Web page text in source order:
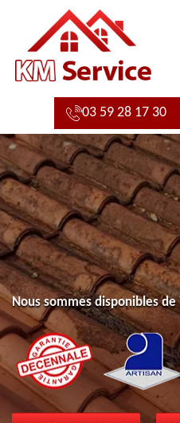
03 59 28 17 30
Nous sommes disponibles de